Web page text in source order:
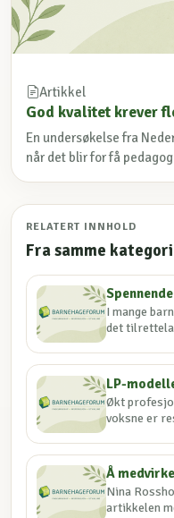
Artikkel
God kvalitet krever
En undersøkelse fra
når det blir for få
RELATERT INNHOLD
Fra samme
I mange
det
LP-
Økt
voksne er
Å
Nina
artikkelen